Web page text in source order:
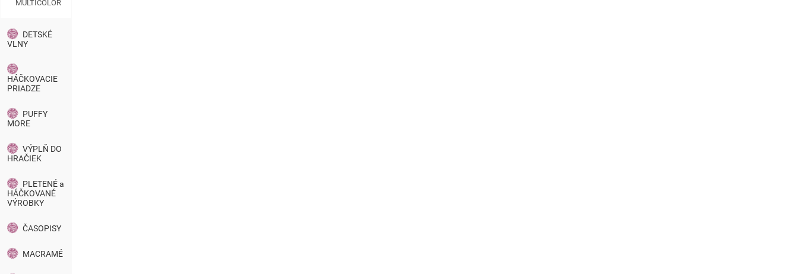
MULTICOLOR
DETSKÉ
VLNY
HÁČKOVACIE
PRIADZE
PUFFY
MORE
VÝPLŇ DO
HRAČIEK
PLETENÉ a
HÁČKOVANÉ
VÝROBKY
ČASOPISY
MACRAMÉ